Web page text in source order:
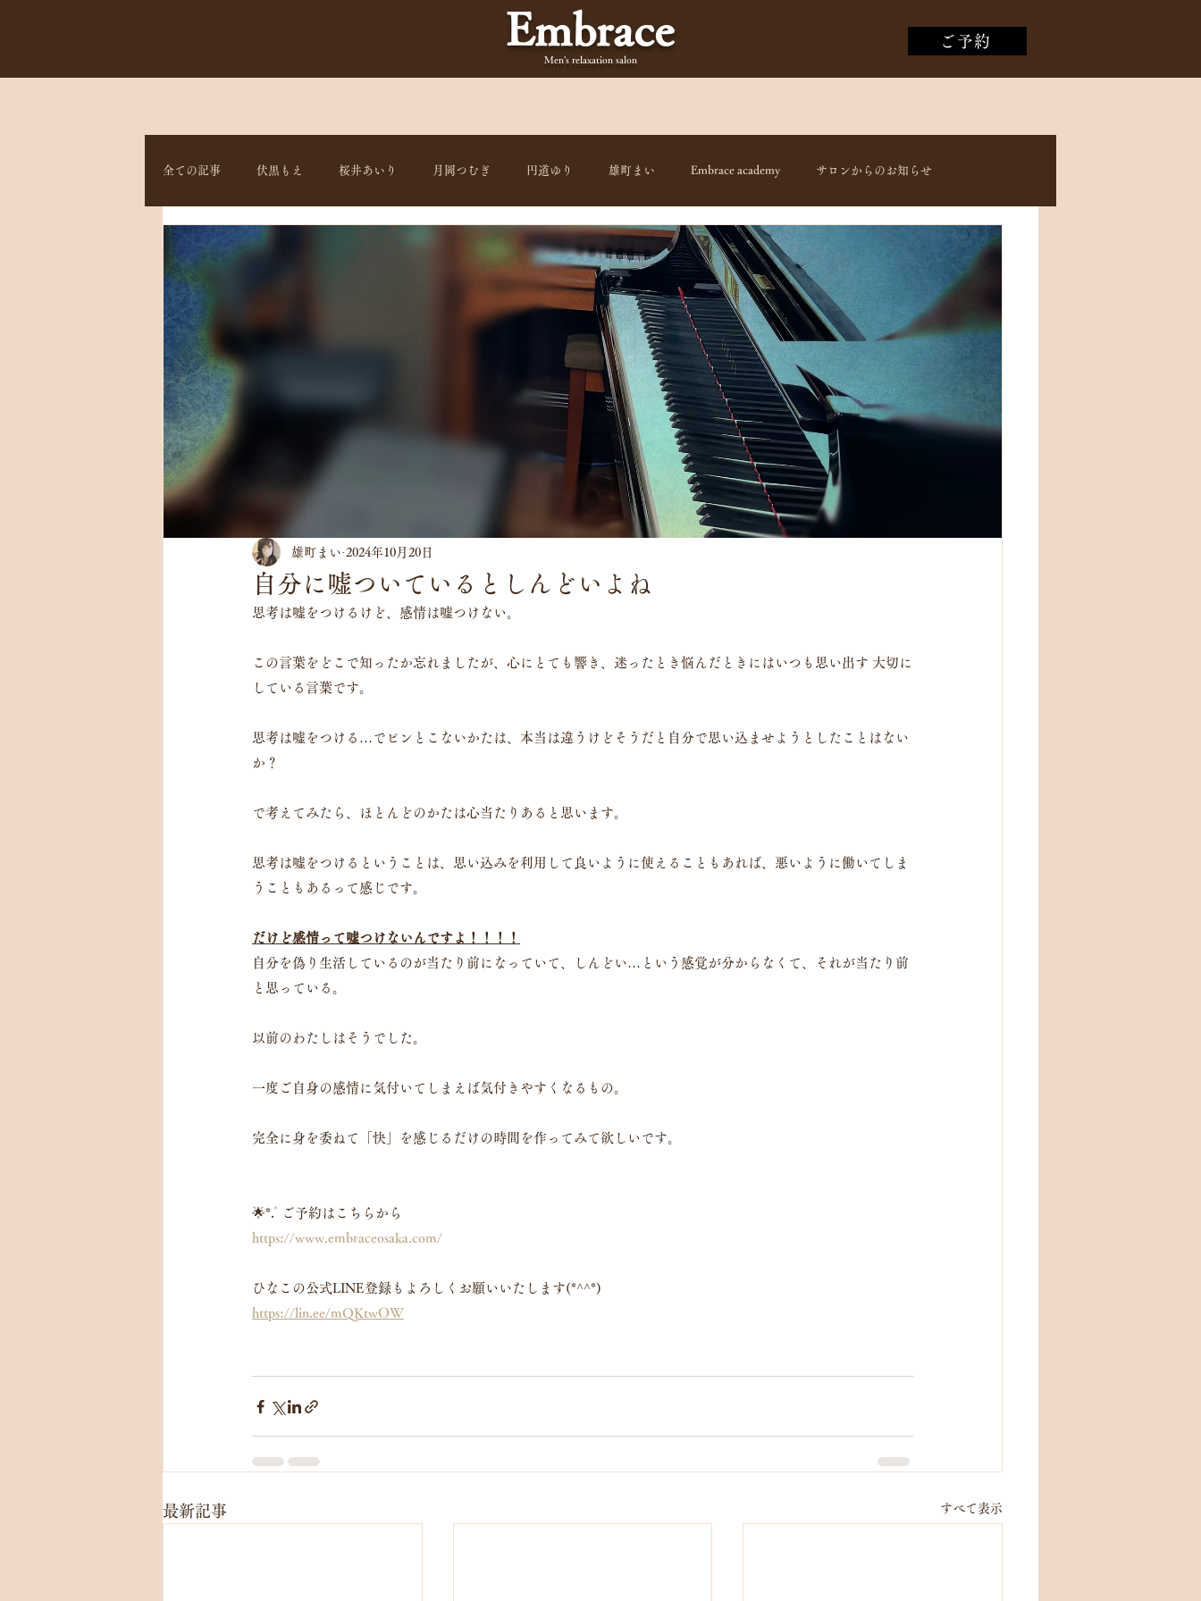
Embrace
Men's relaxation salon
ご予約
全ての記事 伏黒もえ 桜井あいり 月岡つむぎ 円道ゆり 雄町まい Embrace academy サロンからのお知らせ
自分に嘘ついているとしんどいよね
雄町まい 2024年10月20日
思考は嘘をつけるけど、感情は嘘つけない。
この言葉をどこで知ったか忘れましたが、心にとても響き、迷ったとき悩んだときにはいつも思い出す 大切に
している言葉です。
思考は嘘をつける…でピンとこないかたは、本当は違うけどそうだと自分で思い込ませようとしたことはない
か？
で考えてみたら、ほとんどのかたは心当たりあると思います。
思考は嘘をつけるということは、思い込みを利用して良いように使えることもあれば、悪いように働いてしま
うこともあるって感じです。
だけど感情って嘘つけないんですよ！！！！
自分を偽り生活しているのが当たり前になっていて、しんどい…という感覚が分からなくて、それが当たり前
と思っている。
以前のわたしはそうでした。
一度ご自身の感情に気付いてしまえば気付きやすくなるもの。
完全に身を委ねて「快」を感じるだけの時間を作ってみて欲しいです。
🌟*.ﾟご予約はこちらから
https://www.embraceosaka.com/
ひなこの公式LINE登録もよろしくお願いいたします(*^^*)
https://lin.ee/mQKtwOW
最新記事 すべて表示